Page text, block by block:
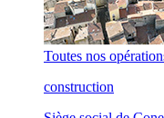
Toutes nos
construction